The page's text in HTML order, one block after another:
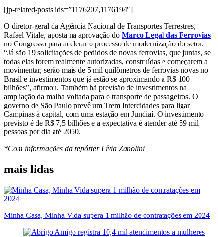
[jp-related-posts ids=”1176207,1176194″]
O diretor-geral da Agência Nacional de Transportes Terrestres,
Rafael Vitale, aposta na aprovação do Marco Legal das Ferrovias
no Congresso para acelerar o processo de modernização do setor.
“Já são 19 solicitações de pedidos de novas ferrovias, que juntas, se
todas elas forem realmente autorizadas, construídas e começarem a
movimentar, serão mais de 5 mil quilômetros de ferrovias novas no
Brasil e investimentos que já estão se aproximando a R$ 100
bilhões”, afirmou. Também há previsão de investimentos na
ampliação da malha voltada para o transporte de passageiros. O
governo de São Paulo prevê um Trem Intercidades para ligar
Campinas à capital, com uma estação em Jundiaí. O investimento
previsto é de R$ 7,5 bilhões e a expectativa é atender até 59 mil
pessoas por dia até 2050.
*Com informações da repórter Lívia Zanolini
mais lidas
Minha Casa, Minha Vida supera 1 milhão de contratações em 2024